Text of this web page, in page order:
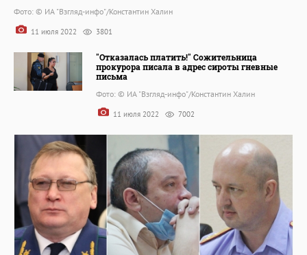
Фото: © ИА "Взгляд-инфо"/Константин Халин
11 июля 2022 3801
"Отказалась платить!" Сожительница
прокурора писала в адрес сироты гневные
письма
Фото: © ИА "Взгляд-инфо"/Константин Халин
11 июля 2022 7002